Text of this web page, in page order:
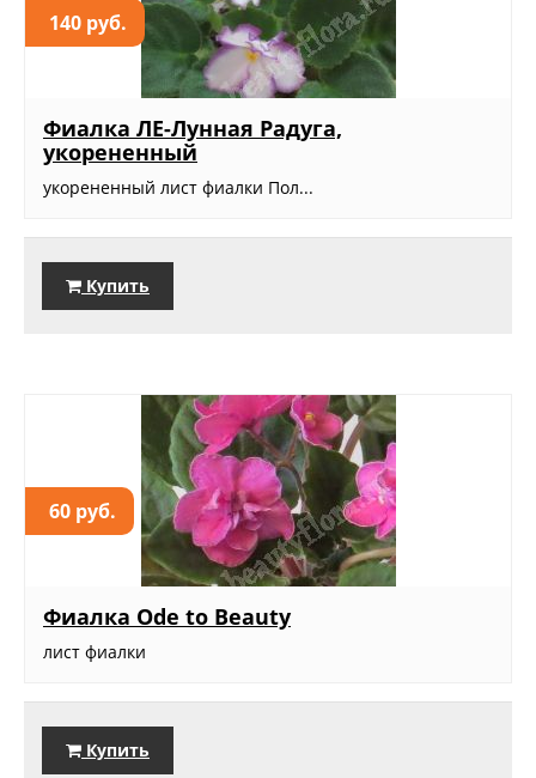
140 руб.
Фиалка ЛЕ-Лунная Радуга,
укорененный
укорененный лист фиалки Пол...
Купить
60 руб.
Фиалка Ode to Beauty
лист фиалки
Купить